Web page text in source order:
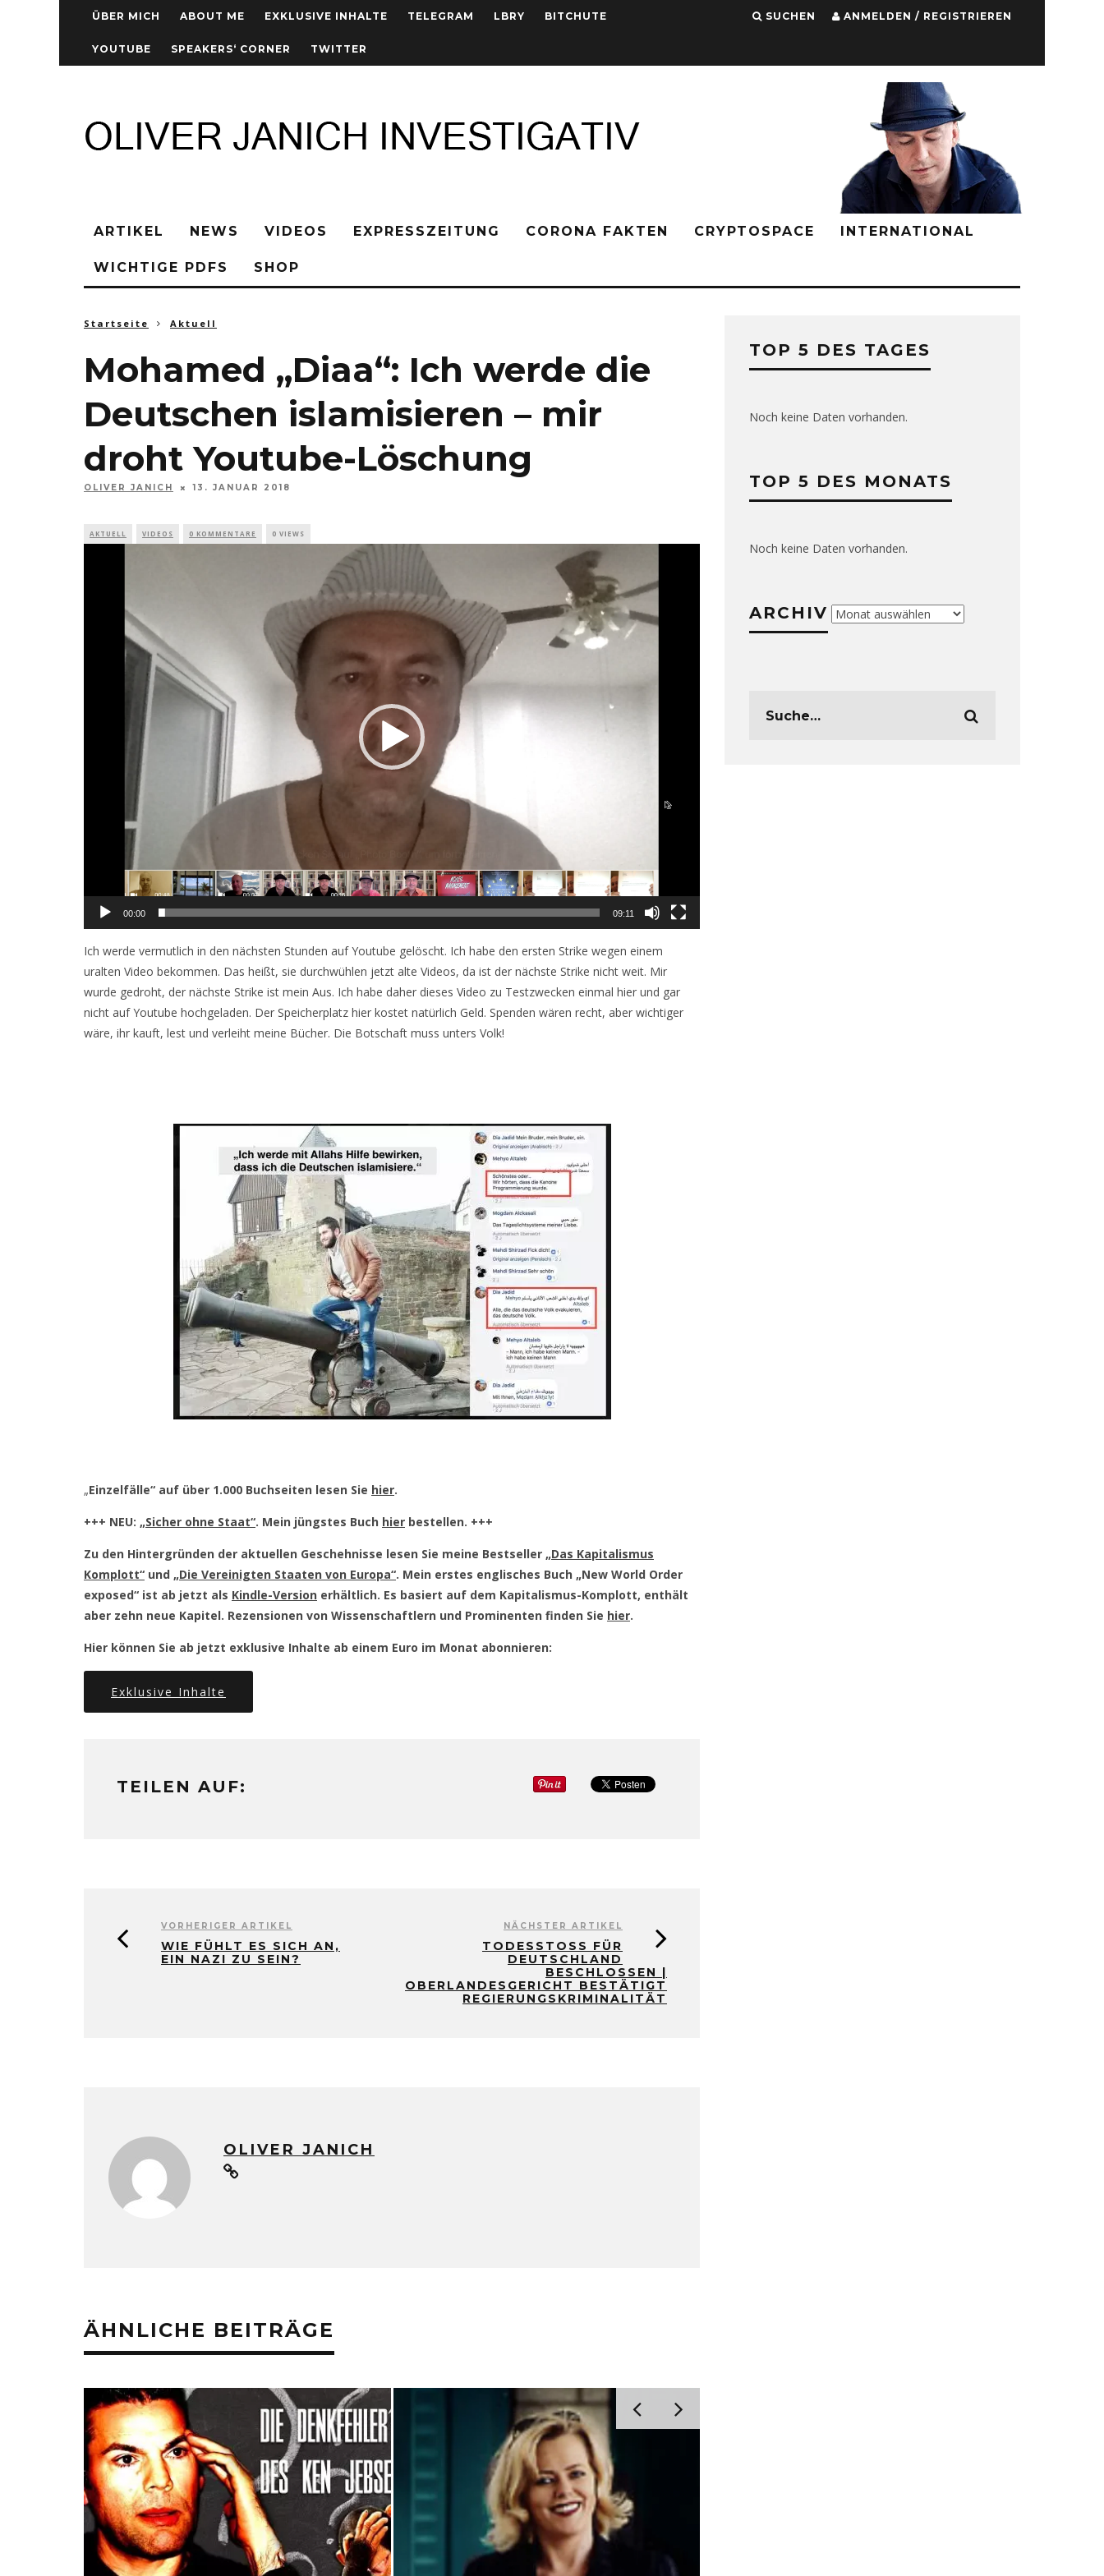
ÜBER MICH ABOUT ME EXKLUSIVE INHALTE TELEGRAM LBRY BITCHUTE
YOUTUBE SPEAKERS‘ CORNER TWITTER
SUCHEN ANMELDEN / REGISTRIEREN
ARTIKEL NEWS VIDEOS EXPRESSZEITUNG CORONA FAKTEN CRYPTOSPACE INTERNATIONAL
WICHTIGE PDFS SHOP
Startseite Aktuell
Mohamed „Diaa“: Ich werde die
Deutschen islamisieren – mir
droht Youtube-Löschung
OLIVER JANICH 13. JANUAR 2018
AKTUELL VIDEOS 0 KOMMENTARE 0 VIEWS
00:00 09:11
Ich werde vermutlich in den nächsten Stunden auf Youtube gelöscht. Ich habe den ersten Strike wegen einem
uralten Video bekommen. Das heißt, sie durchwühlen jetzt alte Videos, da ist der nächste Strike nicht weit. Mir
wurde gedroht, der nächste Strike ist mein Aus. Ich habe daher dieses Video zu Testzwecken einmal hier und gar
nicht auf Youtube hochgeladen. Der Speicherplatz hier kostet natürlich Geld. Spenden wären recht, aber wichtiger
wäre, ihr kauft, lest und verleiht meine Bücher. Die Botschaft muss unters Volk!
„Einzelfälle“ auf über 1.000 Buchseiten lesen Sie hier.
+++ NEU: „Sicher ohne Staat“. Mein jüngstes Buch hier bestellen. +++
Zu den Hintergründen der aktuellen Geschehnisse lesen Sie meine Bestseller „Das Kapitalismus
Komplott“ und „Die Vereinigten Staaten von Europa“. Mein erstes englisches Buch „New World Order
exposed“ ist ab jetzt als Kindle-Version erhältlich. Es basiert auf dem Kapitalismus-Komplott, enthält
aber zehn neue Kapitel. Rezensionen von Wissenschaftlern und Prominenten finden Sie hier.
Hier können Sie ab jetzt exklusive Inhalte ab einem Euro im Monat abonnieren:
Exklusive Inhalte
TEILEN AUF:
VORHERIGER ARTIKEL
WIE FÜHLT ES SICH AN,
EIN NAZI ZU SEIN?
NÄCHSTER ARTIKEL
TODESSTOSS FÜR D
EUTSCHLAND B
ESCHLOSSEN | O
BERLANDESGERICHT BESTÄTIGT R
EGIERUNGSKRIMINALITÄT
OLIVER JANICH
ÄHNLICHE BEITRÄGE
TOP 5 DES TAGES
Noch keine Daten vorhanden.
TOP 5 DES MONATS
Noch keine Daten vorhanden.
ARCHIV Archiv